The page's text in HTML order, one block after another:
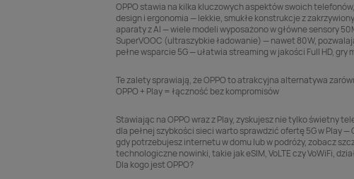
OPPO stawia na kilka kluczowych aspektów swoich
design i ergonomia — lekkie, smukłe konstrukcje z
aparaty z AI — wiele modeli wyposażono w główne sensory
SuperVOOC (ultraszybkie ładowanie) — nawet 80 W,
pełne wsparcie 5G — ułatwia streaming w jakości Full HD,
Te zalety sprawiają, że OPPO to atrakcyjna alternatywa
OPPO + Play = łączność bez kompromisów
Stawiając na OPPO wraz z Play, zyskujesz nie tylko świetny
dla pełnej szybkości sieci warto sprawdzić ofertę5G w Play—
gdy potrzebujesz internetu w domu lub w podróży, zobacz
technologiczne nowinki, takie jakeSIM, VoLTE czy VoWiFi,
Dla kogo jest OPPO?